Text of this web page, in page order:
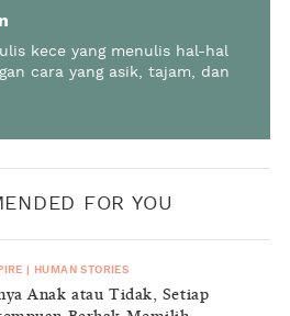
kece yang menulis hal-hal
cara yang asik, tajam, dan
FOR YOU
HUMAN STORIES
Anak atau Tidak, Setiap